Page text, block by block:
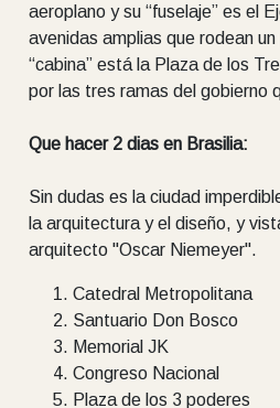
aeroplano y su “fuselaje” es el
avenidas amplias que rodean
“cabina” está la Plaza de los
por las tres ramas del gobierno
Que hacer 2 dias en Brasilia:
Sin dudas es la ciudad
la arquitectura y el diseño, y
arquitecto "Oscar Niemeyer".
Catedral Metropolitana
Santuario Don Bosco
Memorial JK
Congreso Nacional
Plaza de los 3 poderes